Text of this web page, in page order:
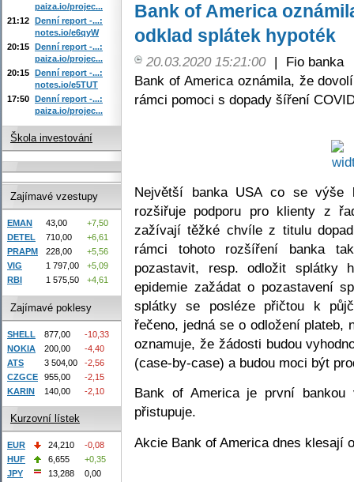
Bank of America
odklad splátek hypoték
20.03.2020 15:21:00 |
Fio banka
Bank of America oznámila, že
rámci pomoci s dopady šíření
Největší banka USA co se výše
rozšiřuje podporu pro klienty z
zažívají těžké chvíle z titulu
rámci tohoto rozšíření banka
pozastavit, resp. odložit splátky
epidemie zažádat o pozastavení
splátky se posléze přičtou k
řečeno, jedná se o odložení plateb,
oznamuje, že žádosti budou
(case-by-case) a budou moci být
Bank of America je první
přistupuje.
Akcie Bank of America dnes klesají
paiza.io/projec...
21:12 Denní report -...:
notes.io/e6qyW
20:15 Denní report -...:
paiza.io/projec...
20:15 Denní report -...:
notes.io/e5TUT
17:50 Denní report -...:
paiza.io/projec...
Škola investování
Zajímavé vzestupy
EMAN 43,00
+7,50
DETEL
710,00
+6,61
PRAPM
228,00
+5,56
VIG
1 797,00
+5,09
RBI
1 575,50 +4,61
Zajímavé poklesy
SHELL 877,00
-10,33
NOKIA
200,00
-4,40
ATS
3 504,00
-2,56
CZGCE
955,00
-2,15
KARIN
140,00 -2,10
Kurzovní lístek
EUR 24,210
-0,08
HUF
6,655
+0,35
JPY
13,288
0,00